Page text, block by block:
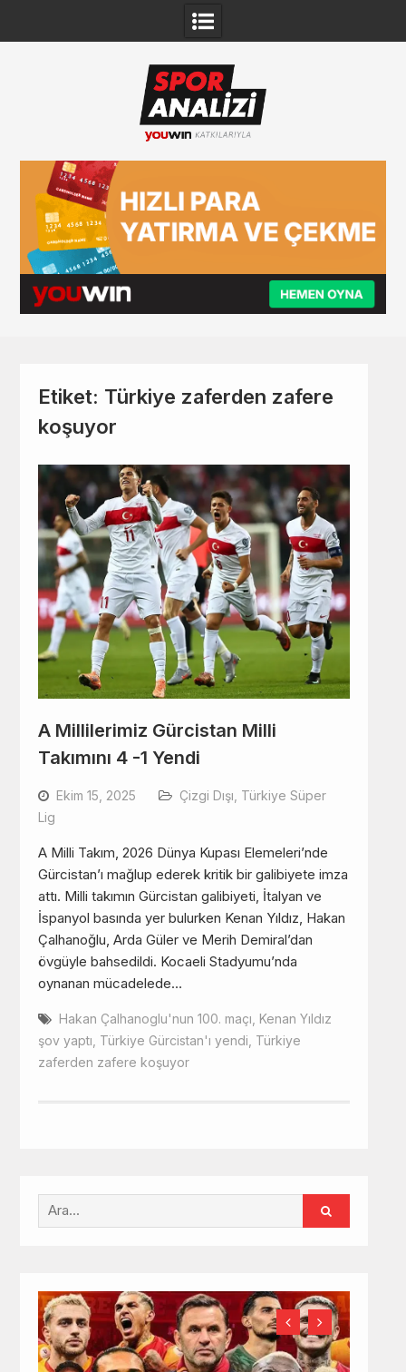
Etiket: Türkiye zaferden zafere
koşuyor
A Millilerimiz Gürcistan Milli
Takımını 4 -1 Yendi
Ekim 15, 2025 Çizgi Dışı Türkiye Süper
Lig
A Milli Takım, 2026 Dünya Kupası Elemeleri’nde
Gürcistan’ı mağlup ederek kritik bir galibiyete imza
attı. Milli takımın Gürcistan galibiyeti, İtalyan ve
İspanyol basında yer bulurken Kenan Yıldız, Hakan
Çalhanoğlu, Arda Güler ve Merih Demiral’dan
övgüyle bahsedildi. Kocaeli Stadyumu’nda
oynanan mücadelede…
Hakan Çalhanoglu'nun 100. maçı Kenan Yıldız
şov yaptı Türkiye Gürcistan'ı yendi Türkiye
zaferden zafere koşuyor